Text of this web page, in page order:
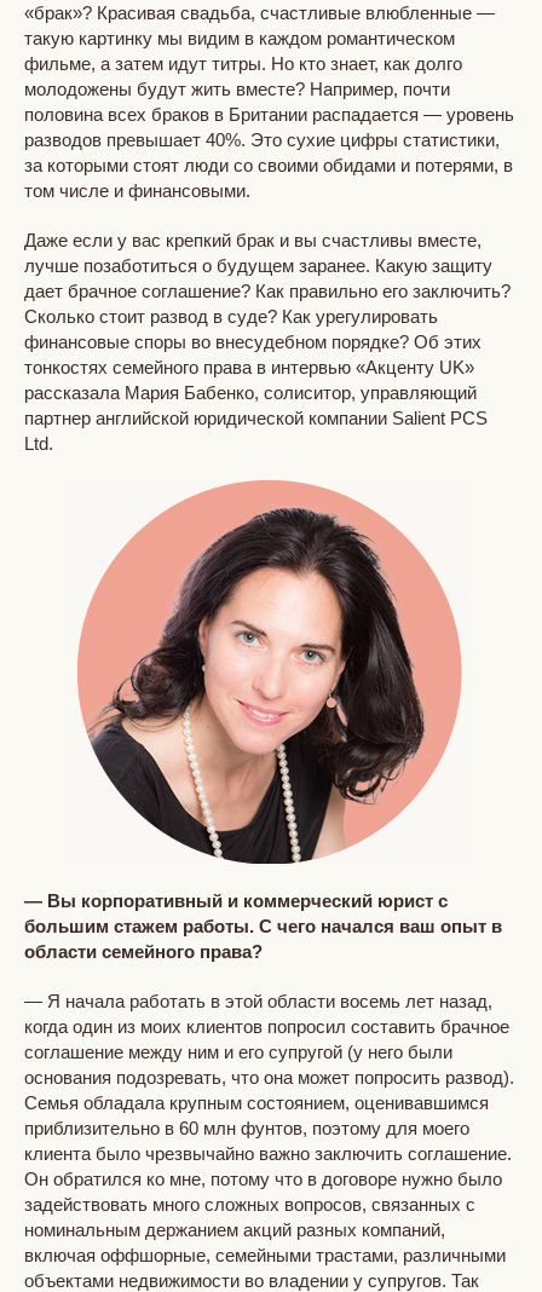
«брак»? Красивая свадьба, счастливые влюбленные —
такую картинку мы видим в каждом романтическом
фильме, а затем идут титры. Но кто знает, как долго
молодожены будут жить вместе? Например, почти
половина всех браков в Британии распадается — уровень
разводов превышает 40%. Это сухие цифры статистики,
за которыми стоят люди со своими обидами и потерями, в
том числе и финансовыми.
Даже если у вас крепкий брак и вы счастливы вместе,
лучше позаботиться о будущем заранее. Какую защиту
дает брачное соглашение? Как правильно его заключить?
Сколько стоит развод в суде? Как урегулировать
финансовые споры во внесудебном порядке? Об этих
тонкостях семейного права в интервью «Акценту UK»
рассказала Мария Бабенко, солиситор, управляющий
партнер английской юридической компании Salient PCS
Ltd.
— Вы корпоративный и коммерческий юрист с
большим стажем работы. С чего начался ваш опыт в
области семейного права?
— Я начала работать в этой области восемь лет назад,
когда один из моих клиентов попросил составить брачное
соглашение между ним и его супругой (у него были
основания подозревать, что она может попросить развод).
Семья обладала крупным состоянием, оценивавшимся
приблизительно в 60 млн фунтов, поэтому для моего
клиента было чрезвычайно важно заключить соглашение.
Он обратился ко мне, потому что в договоре нужно было
задействовать много сложных вопросов, связанных с
номинальным держанием акций разных компаний,
включая оффшорные, семейными трастами, различными
объектами недвижимости во владении у супругов. Так